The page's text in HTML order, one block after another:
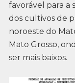
favorável para a
dos cultivos de
noroeste do
Mato Grosso,
ser mais baixos.